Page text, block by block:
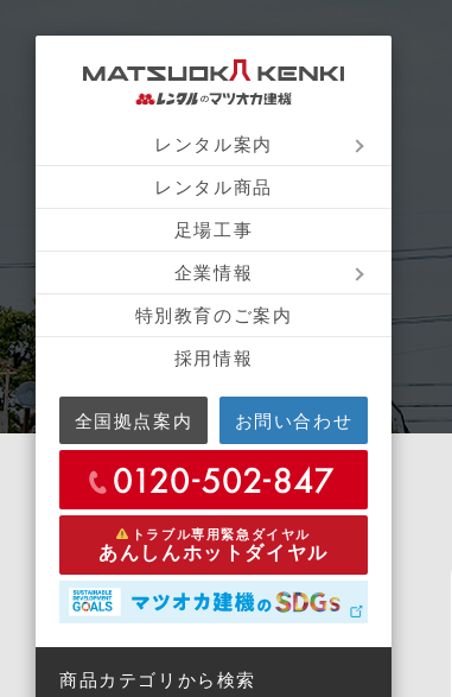
レンタル案内
レンタル商品
足場工事
企業情報
特別教育のご案内
採用情報
全国拠点案内 お問い合わせ
トラブル専用緊急ダイヤル
あんしんホットダイヤル
商品カテゴリから検索